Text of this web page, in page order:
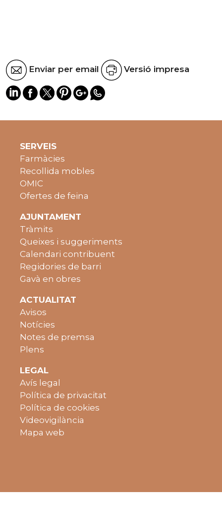
Enviar per email Versió impresa
SERVEIS
Farmàcies
Recollida mobles
OMIC
Ofertes de feina
AJUNTAMENT
Tràmits
Queixes i suggeriments
Calendari contribuent
Regidories de barri
Gavà en obres
ACTUALITAT
Avisos
Notícies
Notes de premsa
Plens
LEGAL
Avís legal
Política de privacitat
Política de cookies
Videovigilància
Mapa web